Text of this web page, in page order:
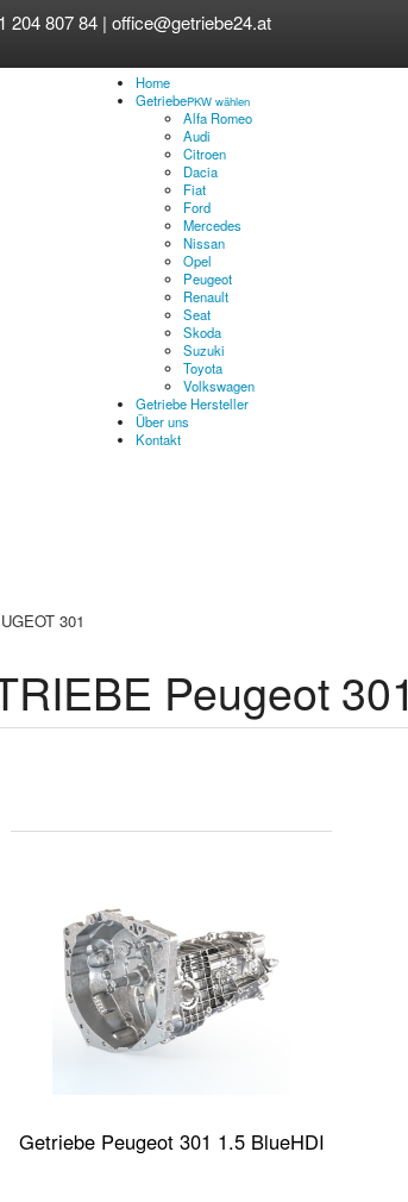
204 807 84 |office@getriebe24.at
Home
GetriebePKW wählen
Alfa Romeo
Audi
Citroen
Dacia
Fiat
Ford
Mercedes
Nissan
Opel
Peugeot
Renault
Seat
Skoda
Suzuki
Toyota
Volkswagen
Getriebe Hersteller
Über uns
Kontakt
301
Peugeot 301
Getriebe Peugeot 301 1.5 BlueHDI